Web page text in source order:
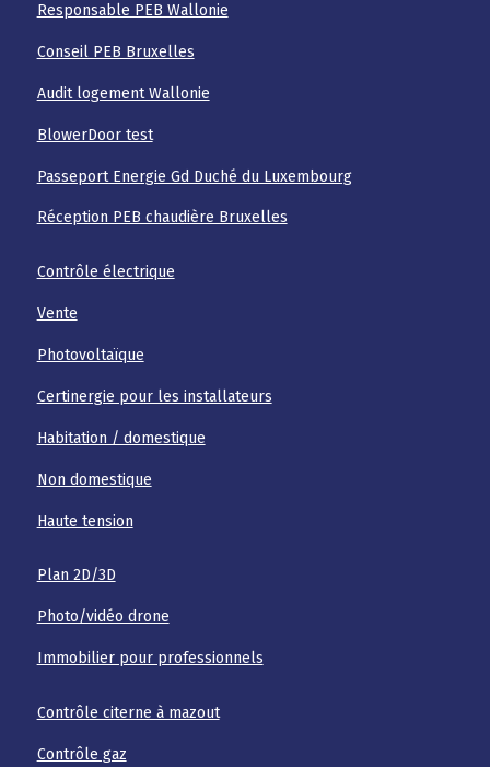
Responsable PEB Wallonie
Conseil PEB Bruxelles
Audit logement Wallonie
BlowerDoor test
Passeport Energie Gd Duché du Luxembourg
Réception PEB chaudière Bruxelles
Contrôle électrique
Vente
Photovoltaïque
Certinergie pour les installateurs
Habitation / domestique
Non domestique
Haute tension
Plan 2D/3D
Photo/vidéo drone
Immobilier pour professionnels
Contrôle citerne à mazout
Contrôle gaz